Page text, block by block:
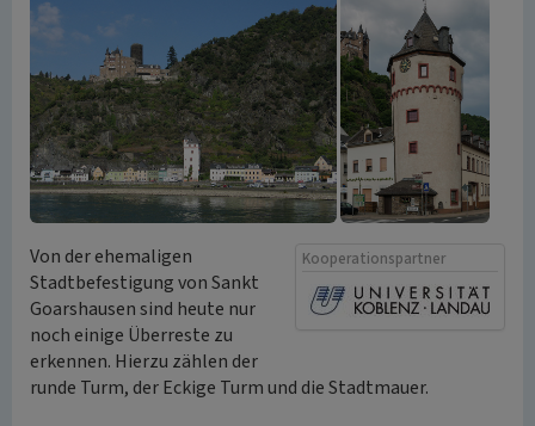
Kooperationspartner
Von der ehemaligen
Stadtbefestigung von Sankt
Goarshausen sind heute nur
noch einige Überreste zu
erkennen. Hierzu zählen der
runde Turm, der Eckige Turm und die Stadtmauer.